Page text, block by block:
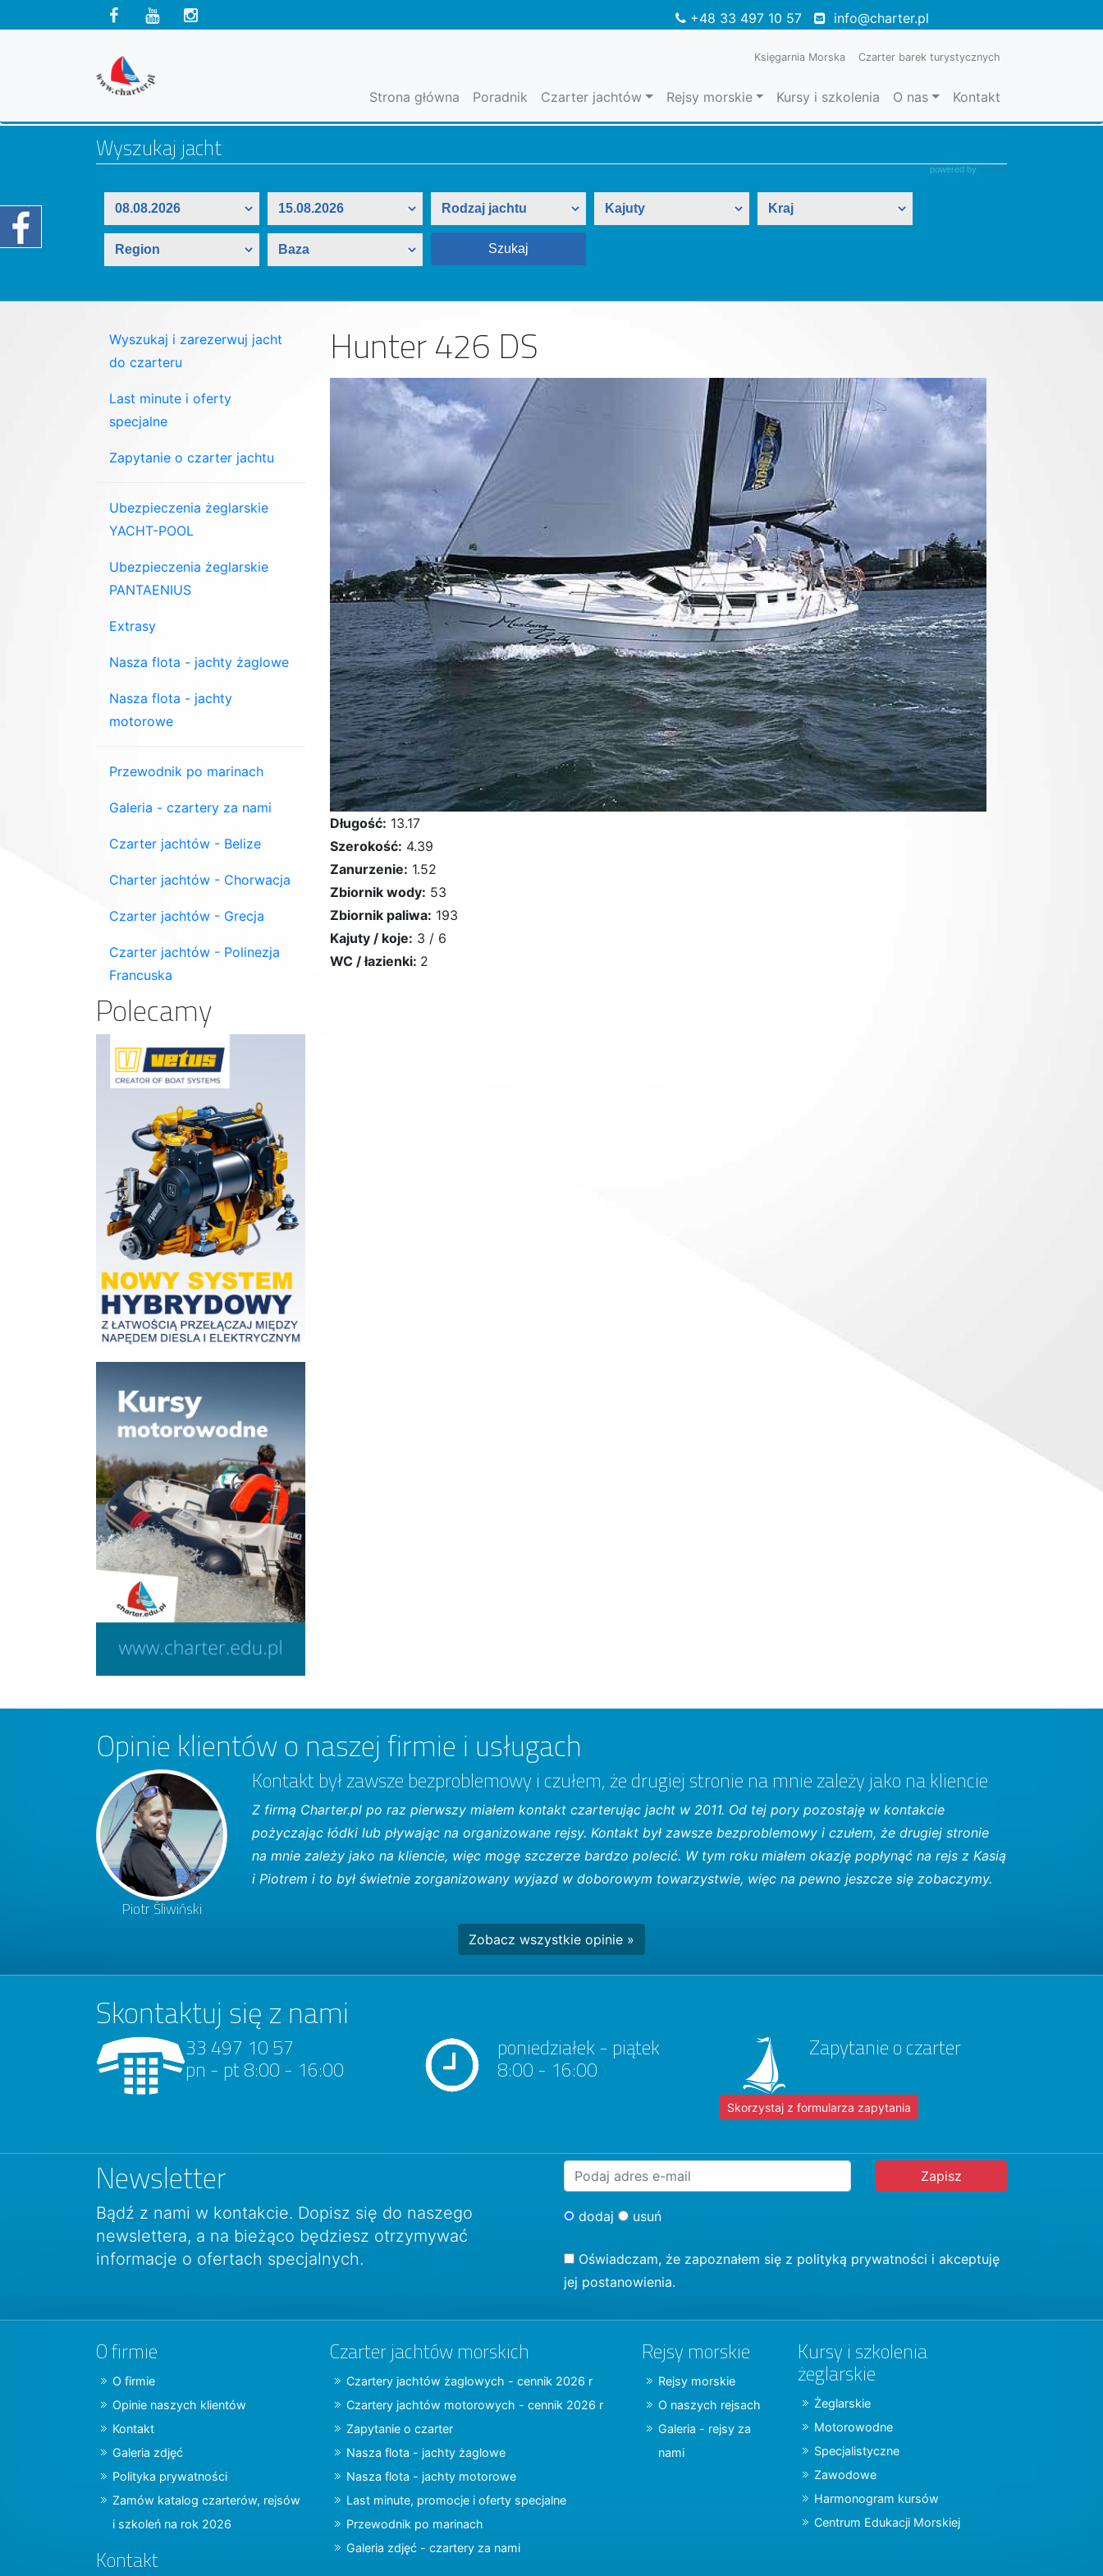
+48 33 497 10 57 info@charter.pl
Księgarnia Morska Czarter barek turystycznych
Strona główna Poradnik Czarter jachtów Rejsy morskie Kursy i szkolenia O nas Kontakt
Hunter 426 DS
Długość: 13.17
Szerokość: 4.39
Zanurzenie: 1.52
Zbiornik wody: 53
Zbiornik paliwa: 193
Kajuty / koje: 3 / 6
WC / łazienki: 2
Wyszukaj i zarezerwuj jacht
do czarteru
Last minute i oferty
specjalne
Zapytanie o czarter jachtu
Ubezpieczenia żeglarskie
YACHT-POOL
Ubezpieczenia żeglarskie
PANTAENIUS
Extrasy
Nasza flota - jachty żaglowe
Nasza flota - jachty
motorowe
Przewodnik po marinach
Galeria - czartery za nami
Czarter jachtów - Belize
Charter jachtów - Chorwacja
Czarter jachtów - Grecja
Czarter jachtów - Polinezja
Francuska
Polecamy
Opinie klientów o naszej firmie i usługach
Piotr Śliwiński
Kontakt był zawsze bezproblemowy i czułem, że drugiej stronie na mnie zależy jako na kliencie
Z firmą Charter.pl po raz pierwszy miałem kontakt czarterując jacht w 2011. Od tej pory pozostaję w kontakcie
pożyczając łódki lub pływając na organizowane rejsy. Kontakt był zawsze bezproblemowy i czułem, że drugiej stronie
na mnie zależy jako na kliencie, więc mogę szczerze bardzo polecić. W tym roku miałem okazję popłynąć na rejs z Kasią
i Piotrem i to był świetnie zorganizowany wyjazd w doborowym towarzystwie, więc na pewno jeszcze się zobaczymy.
Zobacz wszystkie opinie »
Skontaktuj się z nami
33 497 10 57
pn - pt 8:00 - 16:00
poniedziałek - piątek
8:00 - 16:00
Zapytanie o czarter
Skorzystaj z formularza zapytania
Newsletter
Bądź z nami w kontakcie. Dopisz się do naszego
newslettera, a na bieżąco będziesz otrzymywać
informacje o ofertach specjalnych.
dodaj usuń
Oświadczam, że zapoznałem się z polityką prywatności i akceptuję
jej postanowienia.
O firmie
O firmie
Opinie naszych klientów
Kontakt
Galeria zdjęć
Polityka prywatności
Zamów katalog czarterów, rejsów
i szkoleń na rok 2026
Kontakt
Czarter jachtów morskich
Czartery jachtów żaglowych - cennik 2026 r
Czartery jachtów motorowych - cennik 2026 r
Zapytanie o czarter
Nasza flota - jachty żaglowe
Nasza flota - jachty motorowe
Last minute, promocje i oferty specjalne
Przewodnik po marinach
Galeria zdjęć - czartery za nami
Rejsy morskie
Rejsy morskie
O naszych rejsach
Galeria - rejsy za
nami
Kursy i szkolenia
żeglarskie
Żeglarskie
Motorowodne
Specjalistyczne
Zawodowe
Harmonogram kursów
Centrum Edukacji Morskiej